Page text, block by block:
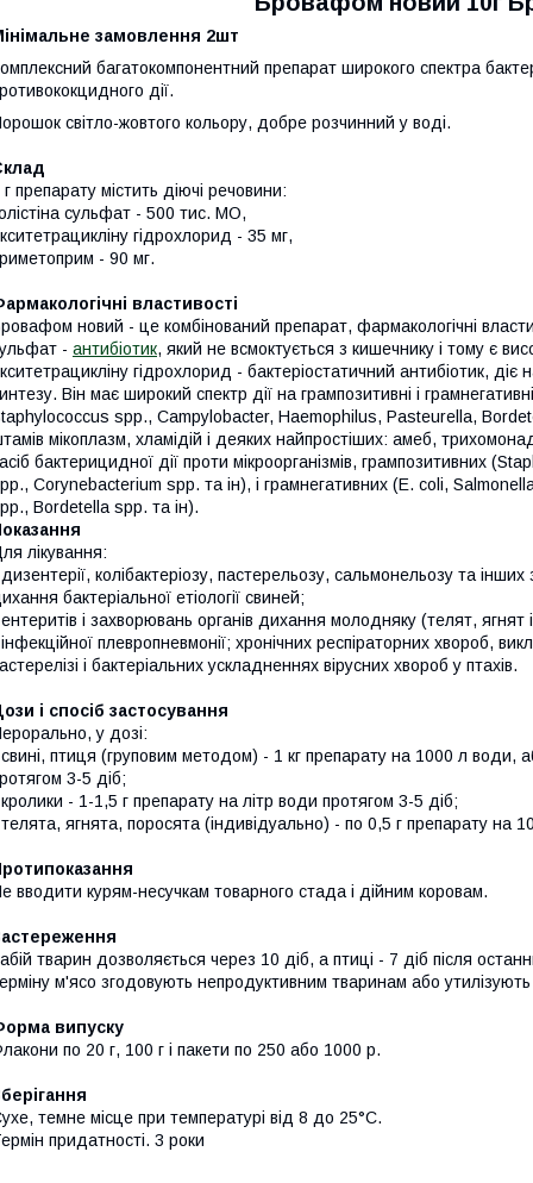
замовлення 2шт
багатокомпонентний препарат широкого спектра
дії.
світло-жовтого кольору, добре розчинний у воді.
г препарату містить діючі речовини:
сульфат - 500 тис. МО,
гідрохлорид - 35 мг,
- 90 мг.
властивості
новий - це комбінований препарат, фармакологічні
- антибіотик, який не всмоктується з кишечнику і тому є
гідрохлорид - бактеріостатичний антибіотик,
Він має широкий спектр дії на грампозитивні і
spp., Campylobacter, Haemophilus, Pasteurella,
мікоплазм, хламідій і деяких найпростіших: амеб,
бактерицидної дії проти мікроорганізмів, грампозитивних
Corynebacterium spp. та ін), і грамнегативних (Е. coli,
Bordetella spp. та ін).
лікування:
колібактеріозу, пастерельозу, сальмонельозу та
бактеріальної етіології свиней;
і захворювань органів дихання молодняку (телят, ягнят
плевропневмонії; хронічних респіраторних хвороб,
і бактеріальних ускладненнях вірусних хвороб у птахів.
і спосіб застосування
у дозі:
птиця (груповим методом) - 1 кг препарату на 1000 л води,
3-5 діб;
- 1-1,5 г препарату на літр води протягом 3-5 діб;
ягнята, поросята (індивідуально) - по 0,5 г препарату на
вводити курям-несучкам товарного стада і дійним коровам.
тварин дозволяється через 10 діб, а птиці - 7 діб після
м'ясо згодовують непродуктивним тваринам або
випуску
по 20 г, 100 г і пакети по 250 або 1000 р.
темне місце при температурі від 8 до 25°С.
придатності. 3 роки